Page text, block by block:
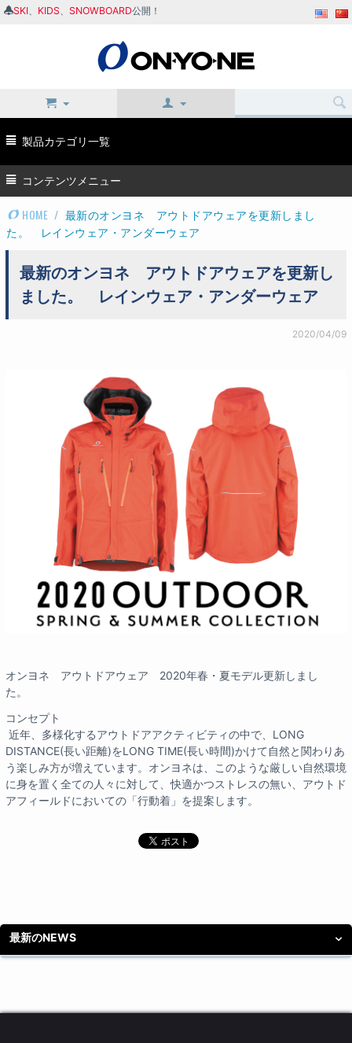
SKI KIDS SNOWBOARD公開！
製品カテゴリ一覧
コンテンツメニュー
HOME / 最新のオンヨネ アウトドアウェアを更新しまし
た。 レインウェア・アンダーウェア
最新のオンヨネ アウトドアウェアを更新し
ました。 レインウェア・アンダーウェア
2020/04/09
オンヨネ アウトドアウェア 2020年春・夏モデル更新しまし
た。
コンセプト
近年、多様化するアウトドアアクティビティの中で、LONG
DISTANCE(長い距離)をLONG TIME(長い時間)かけて自然と関わりあ
う楽しみ方が増えています。オンヨネは、このような厳しい自然環境
に身を置く全ての人々に対して、快適かつストレスの無い、アウトド
アフィールドにおいての「行動着」を提案します。
最新のNEWS